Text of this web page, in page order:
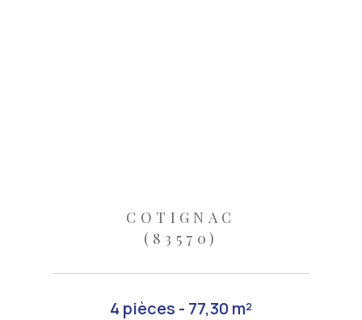
COTIGNAC
(83570)
4 pièces - 77,30 m²